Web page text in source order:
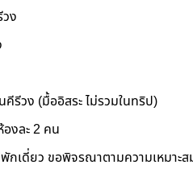
ง
รีวง (มื้ออิสระ ไม่รวมในทริป)
งละ 2 คน
เดี่ยว ขอพิจรณาตามความเหมาะ